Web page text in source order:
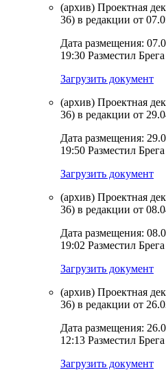
(архив) Проектная
36) в редакции от
Дата размещения:
19:30 Разместил
Загрузить документ
(архив) Проектная
36) в редакции от
Дата размещения:
19:50 Разместил
Загрузить документ
(архив) Проектная
36) в редакции от
Дата размещения:
19:02 Разместил
Загрузить документ
(архив) Проектная
36) в редакции от
Дата размещения:
12:13 Разместил
Загрузить документ